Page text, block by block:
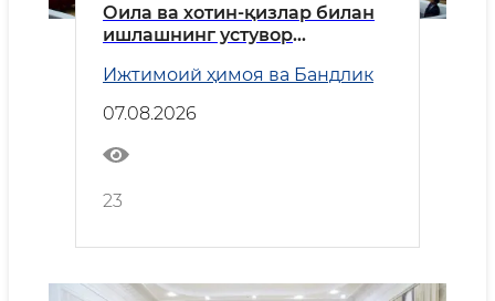
Оила ва хотин-қизлар билан
ишлашнинг устувор
Ижтимоий ҳимоя ва Бандлик
07.08.2026
23